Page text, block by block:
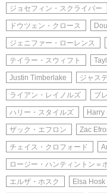
ジョセフィン・スクライバー
ドウツェン・クロース
ジェニファー・ローレンス
テイラー・スウィフト
Justin Timberlake ジャス
ライアン・レイノルズ ブ
ハリー・スタイルズ Harry
ザック・エフロン Zac
チェイス・クロフォード
ロージー・ハンティントン＝
エルザ・ホスク Elsa Hosk